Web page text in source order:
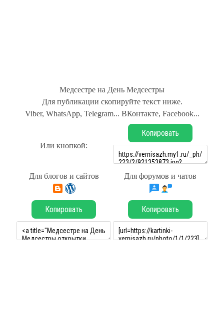
Медсестре на День Медсестры
Для публикации скопируйте текст ниже.
Viber, WhatsApp, Telegram... ВКонтакте, Facebook...
Или кнопкой:
Копировать
Для блогов и сайтов Для форумов и чатов
Копировать Копировать